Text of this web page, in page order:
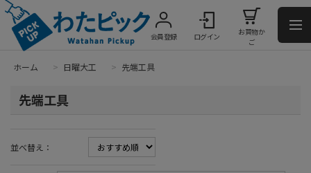
会員登録 ログイン
お買物か
ご
ホーム > 日曜大工 > 先端工具
先端工具
並べ替え：